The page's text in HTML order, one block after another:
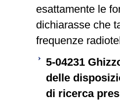
esattamente le
dichiarasse che
frequenze
5-04231
delle
di ricerca